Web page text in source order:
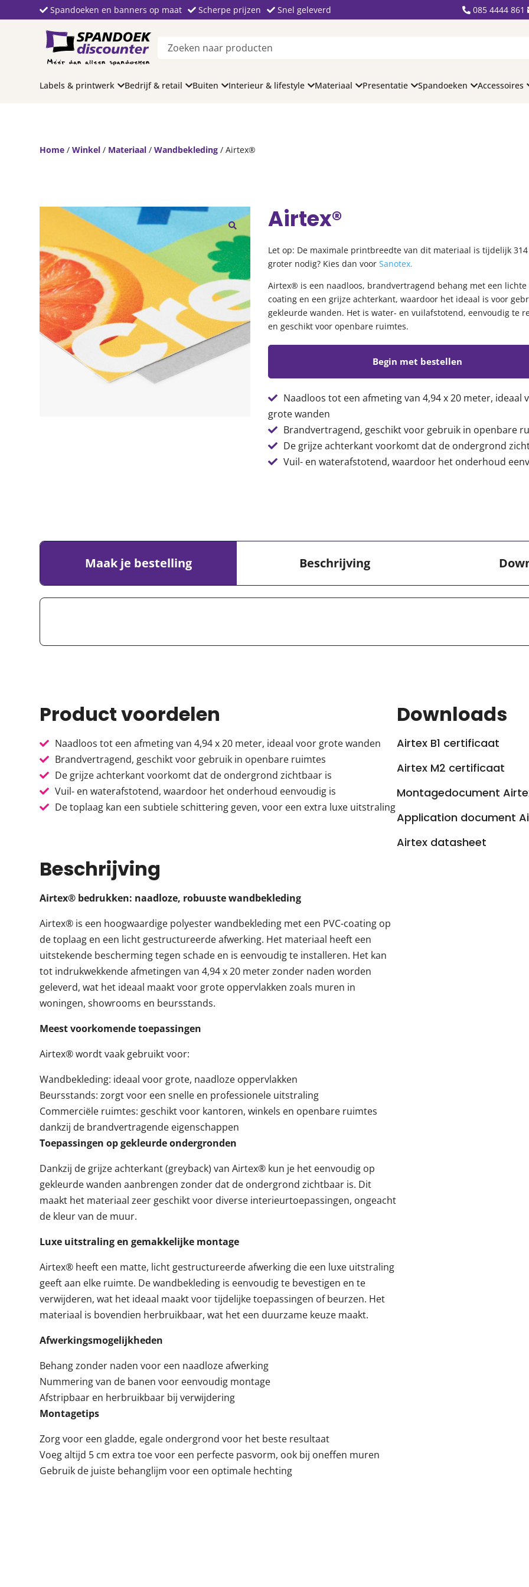
Spandoeken en banners op maat Scherpe prijzen Snel geleverd 085 4444 861
Labels & printwerk Bedrijf & retail Buiten Interieur & lifestyle Materiaal Presentatie Spandoeken Accessoires
Home /Winkel / Materiaal /Wandbekleding / Airtex®
🔍
Airtex®
Let op: De maximale printbreedte van dit materiaal is tijdelijk 314
groter nodig? Kies dan voorSanotex.
Airtex® is een naadloos, brandvertragend behang met een lichte
coating en een grijze achterkant, waardoor het ideaal is voor
gekleurde wanden. Het is water- en vuilafstotend, eenvoudig te
en geschikt voor openbare ruimtes.
Begin met bestellen
Naadloos tot een afmeting van 4,94 x 20 meter, ideaal
grote wanden
Brandvertragend, geschikt voor gebruik in openbare
De grijze achterkant voorkomt dat de ondergrond
Vuil- en waterafstotend, waardoor het onderhoud
Maak je bestelling Beschrijving
Product voordelen
Naadloos tot een afmeting van 4,94 x 20 meter, ideaal voor grote wanden
Brandvertragend, geschikt voor gebruik in openbare ruimtes
De grijze achterkant voorkomt dat de ondergrond zichtbaar is
Vuil- en waterafstotend, waardoor het onderhoud eenvoudig is
De toplaag kan een subtiele schittering geven, voor een extra luxe uitstraling
Beschrijving
Airtex® bedrukken: naadloze, robuuste wandbekleding
Airtex® is een hoogwaardige polyester wandbekleding met een PVC-coating op
de toplaag en een licht gestructureerde afwerking. Het materiaal heeft een
uitstekende bescherming tegen schade en is eenvoudig te installeren. Het kan
tot indrukwekkende afmetingen van 4,94 x 20 meter zonder naden worden
geleverd, wat het ideaal maakt voor grote oppervlakken zoals muren in
woningen, showrooms en beursstands.
Meest voorkomende toepassingen
Airtex® wordt vaak gebruikt voor:
Wandbekleding: ideaal voor grote, naadloze oppervlakken
Beursstands: zorgt voor een snelle en professionele uitstraling
Commerciële ruimtes: geschikt voor kantoren, winkels en openbare ruimtes
dankzij de brandvertragende eigenschappen
Toepassingen op gekleurde ondergronden
Dankzij de grijze achterkant (greyback) van Airtex® kun je het eenvoudig op
gekleurde wanden aanbrengen zonder dat de ondergrond zichtbaar is. Dit
maakt het materiaal zeer geschikt voor diverse interieurtoepassingen, ongeacht
de kleur van de muur.
Luxe uitstraling en gemakkelijke montage
Airtex® heeft een matte, licht gestructureerde afwerking die een luxe uitstraling
geeft aan elke ruimte. De wandbekleding is eenvoudig te bevestigen en te
verwijderen, wat het ideaal maakt voor tijdelijke toepassingen of beurzen. Het
materiaal is bovendien herbruikbaar, wat het een duurzame keuze maakt.
Afwerkingsmogelijkheden
Behang zonder naden voor een naadloze afwerking
Nummering van de banen voor eenvoudig montage
Afstripbaar en herbruikbaar bij verwijdering
Montagetips
Zorg voor een gladde, egale ondergrond voor het beste resultaat
Voeg altijd 5 cm extra toe voor een perfecte pasvorm, ook bij oneffen muren
Gebruik de juiste behanglijm voor een optimale hechting
Downloads
Airtex B1 certificaat
Airtex M2 certificaat
Montagedocument
Application document
Airtex datasheet